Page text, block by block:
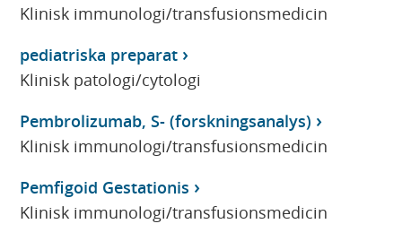
Klinisk immunologi/transfusionsmedicin
pediatriska preparat
Klinisk patologi/cytologi
Pembrolizumab, S- (forskningsanalys)
Klinisk immunologi/transfusionsmedicin
Pemfigoid Gestationis
Klinisk immunologi/transfusionsmedicin